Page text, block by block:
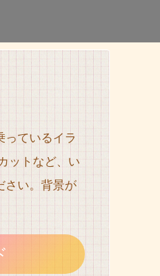
っているイラ
ットなど、い
さい。背景が